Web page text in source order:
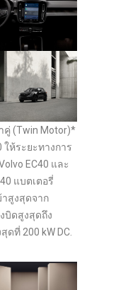
คู่ (Twin Motor)*
ให้ระยะทางการ
EC40 และ
แบตเตอรี่
สูงสุดจาก
บิดสูงสุดถึง
ที่ 200 kW DC.